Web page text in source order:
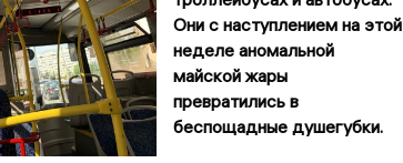
Они с наступлением на этой
неделе аномальной
майской жары
превратились в
беспощадные душегубки.